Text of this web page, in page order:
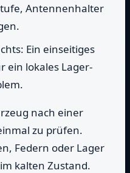
Antennenhalter
Ein einseitiges
ein lokales Lager-
nach einer
zu prüfen.
Federn oder Lager
kalten Zustand.